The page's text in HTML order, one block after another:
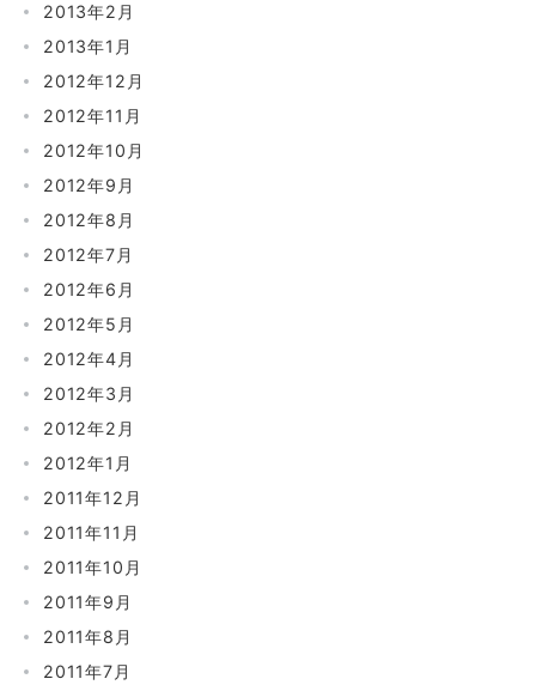
2013年2月
2013年1月
2012年12月
2012年11月
2012年10月
2012年9月
2012年8月
2012年7月
2012年6月
2012年5月
2012年4月
2012年3月
2012年2月
2012年1月
2011年12月
2011年11月
2011年10月
2011年9月
2011年8月
2011年7月